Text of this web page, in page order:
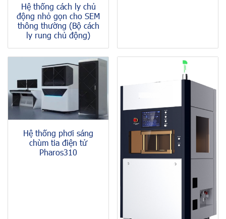
Hệ thống cách ly chủ
động nhỏ gọn cho SEM
thông thường (Bộ cách
ly rung chủ động)
Hệ thống phơi sáng
chùm tia điện tử
Pharos310